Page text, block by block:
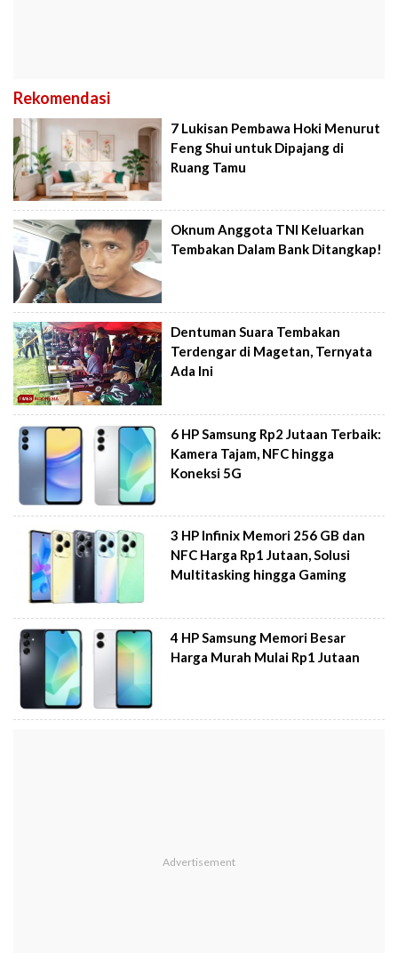
Rekomendasi
7 Lukisan Pembawa Hoki Menurut
Feng Shui untuk Dipajang di
Ruang Tamu
Oknum Anggota TNI Keluarkan
Tembakan Dalam Bank Ditangkap!
Dentuman Suara Tembakan
Terdengar di Magetan, Ternyata
Ada Ini
6 HP Samsung Rp2 Jutaan Terbaik:
Kamera Tajam, NFC hingga
Koneksi 5G
3 HP Infinix Memori 256 GB dan
NFC Harga Rp1 Jutaan, Solusi
Multitasking hingga Gaming
4 HP Samsung Memori Besar
Harga Murah Mulai Rp1 Jutaan